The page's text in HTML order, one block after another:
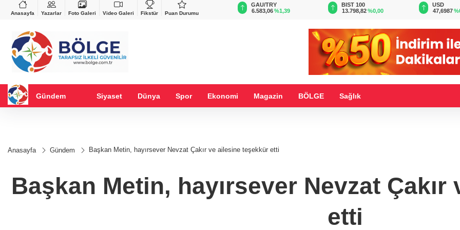
Anasayfa Yazarlar Foto Galeri Video Galeri Fikstür Puan Durumu
%-0,22
VND
0,0018
%0,26
GAU/TRY
6.583,06%1,39
BIST 100
13.798,82%0,00
USD
47,6987%0,17
EUR
54,9952
Gündem Siyaset Dünya Spor Ekonomi Magazin BÖLGE Sağlık
Anasayfa Gündem Başkan Metin, hayırsever Nevzat Çakır ve ailesine teşekkür etti
Başkan Metin, hayırsever Nevzat
etti